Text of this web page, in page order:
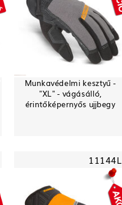
Munkavédelmi kesztyű -
"XL" - vágásálló,
érintőképernyős ujjbegy
11144L